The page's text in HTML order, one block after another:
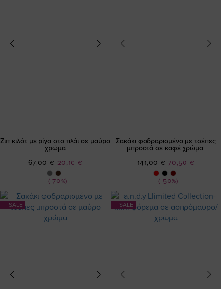
Ζιπ κιλότ με ρίγα στο πλάι σε μαύρο
χρώμα
(-70%)
Ειδική
Τιμή
20,10 €
67,00 €
Σακάκι φοδραρισμένο με τσέπες
μπροστά σε καφέ χρώμα
(-50%)
Ειδική
Τιμή
70,50 €
141,00 €
SALE SALE